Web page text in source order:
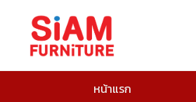
หน้าแรก